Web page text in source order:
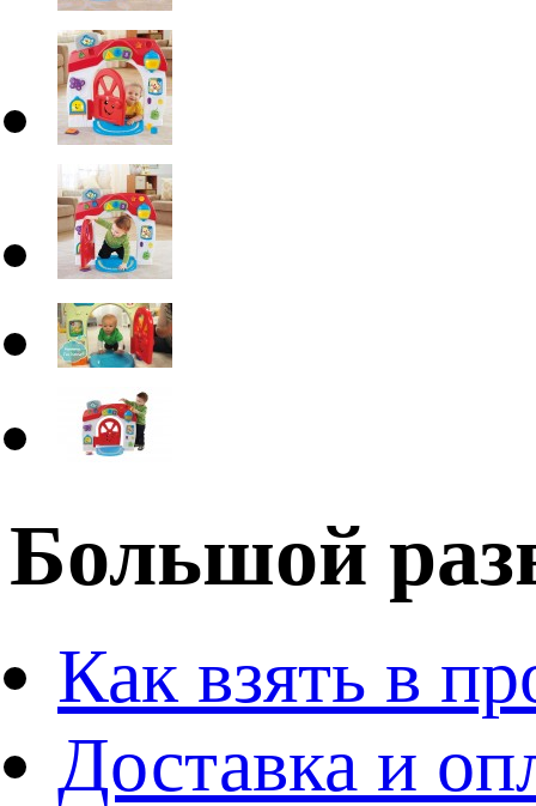
Большой
Как взять в
Доставка и